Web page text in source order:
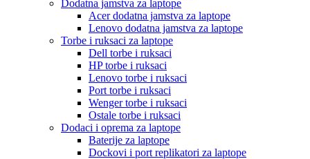
Dodatna jamstva za laptope
Acer dodatna jamstva za laptope
Lenovo dodatna jamstva za laptope
Torbe i ruksaci za laptope
Dell torbe i ruksaci
HP torbe i ruksaci
Lenovo torbe i ruksaci
Port torbe i ruksaci
Wenger torbe i ruksaci
Ostale torbe i ruksaci
Dodaci i oprema za laptope
Baterije za laptope
Dockovi i port replikatori za laptope